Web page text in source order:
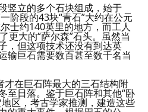
竖立的多个石块组成，始于
阶段的43块“青石”大约在公元
士约140英里的地方，而工人
更大的“萨尔森”石头。虽然当
，但这项技术还没有到达英
输巨石需要数百甚至数千名当
在巨石阵最大的三石结构附
至日落。鉴于巨石阵和其他“卧
区，考古学家推测，建造这些